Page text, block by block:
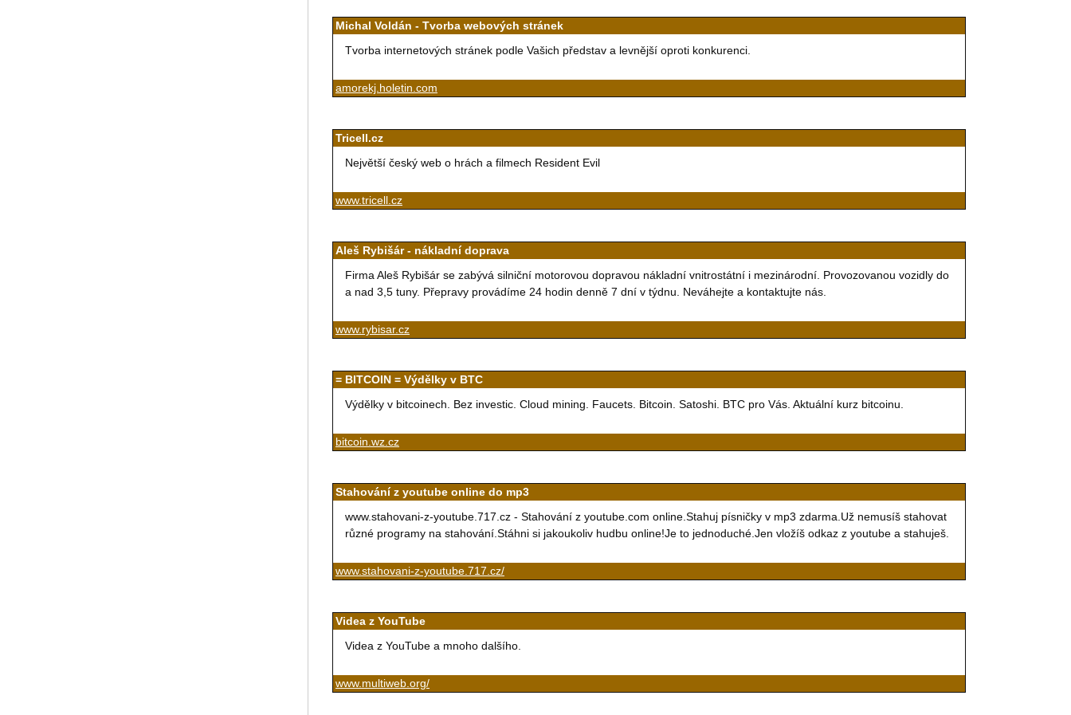
Michal Voldán - Tvorba webových stránek
Tvorba internetových stránek podle Vašich představ a levnější oproti konkurenci.
amorekj.holetin.com
Tricell.cz
Největší český web o hrách a filmech Resident Evil
www.tricell.cz
Aleš Rybišár - nákladní doprava
Firma Aleš Rybišár se zabývá silniční motorovou dopravou nákladní vnitrostátní i mezinárodní. Provozovanou vozidly do
a nad 3,5 tuny. Přepravy provádíme 24 hodin denně 7 dní v týdnu. Neváhejte a kontaktujte nás.
www.rybisar.cz
= BITCOIN = Výdělky v BTC
Výdělky v bitcoinech. Bez investic. Cloud mining. Faucets. Bitcoin. Satoshi. BTC pro Vás. Aktuální kurz bitcoinu.
bitcoin.wz.cz
Stahování z youtube online do mp3
www.stahovani-z-youtube.717.cz - Stahování z youtube.com online.Stahuj písničky v mp3 zdarma.Už nemusíš stahovat
různé programy na stahování.Stáhni si jakoukoliv hudbu online!Je to jednoduché.Jen vložíš odkaz z youtube a stahuješ.
www.stahovani-z-youtube.717.cz/
Videa z YouTube
Videa z YouTube a mnoho dalšího.
www.multiweb.org/